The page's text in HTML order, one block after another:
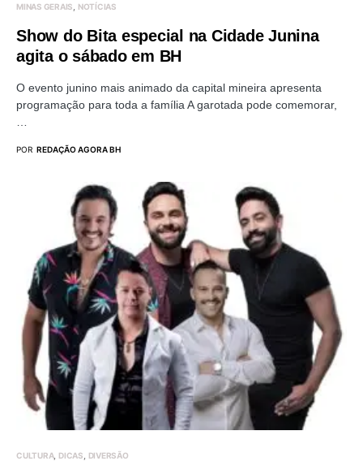
MINAS GERAIS NOTÍCIAS
Show do Bita especial na Cidade Junina
agita o sábado em BH
O evento junino mais animado da capital mineira apresenta
programação para toda a família A garotada pode comemorar,
POR REDAÇÃO AGORA BH
CULTURA DICAS DIVERSÃO